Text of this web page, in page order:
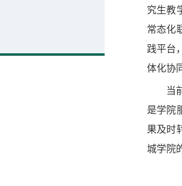
究生教
常态化
践平台
体化协
当
是学院
果及时
城学院